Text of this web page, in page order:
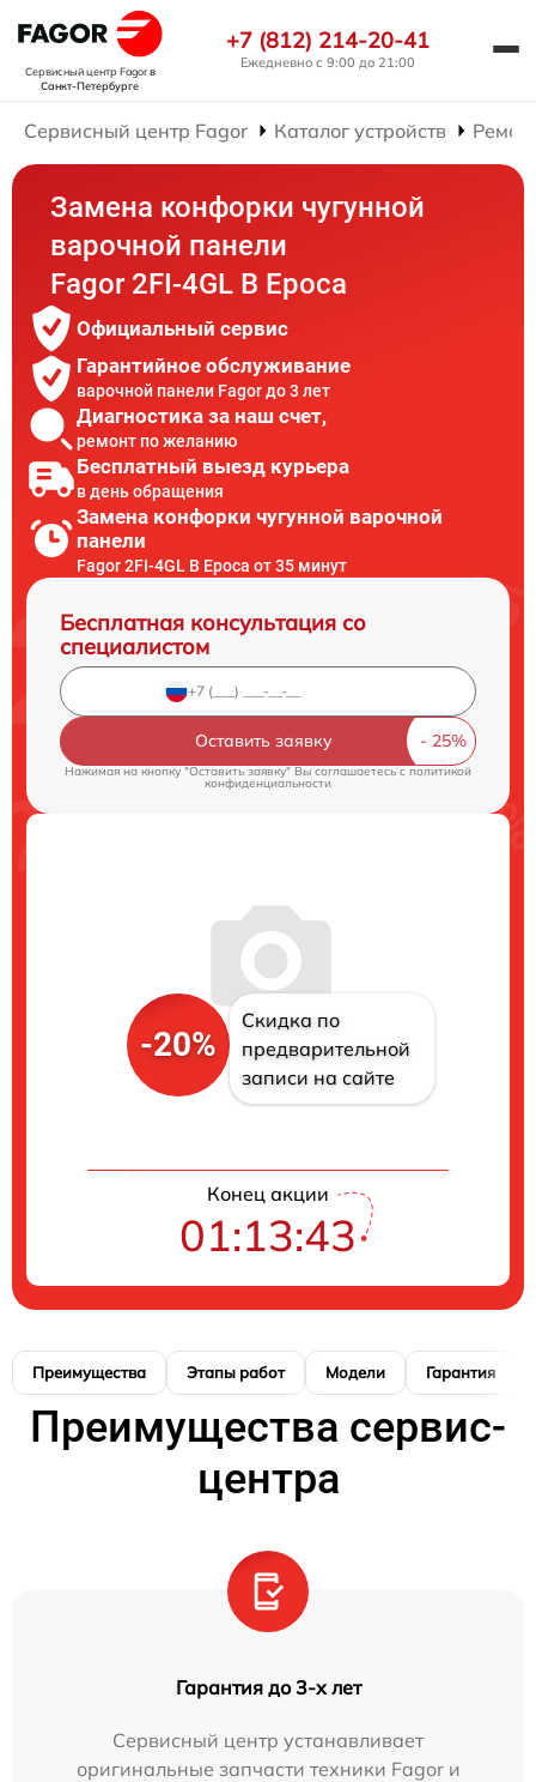
Сервисный центр Fagorв
Санкт-Петербурге
+7 (812) 214-20-41
Ежедневно с 9:00 до 21:00
Сервисный центр Fagor Каталог устройств
Замена конфорки чугунной
варочной панели
Fagor 2FI-4GL B Epoca
Официальный сервис
Гарантийное обслуживание
варочной панели Fagor до 3 лет
Диагностика за наш счет,
ремонт по желанию
Бесплатный выезд курьера
в день обращения
Замена конфорки чугунной варочной
панели
Fagor 2FI-4GL B Epoca от 35 минут
Бесплатная консультация со
специалистом
Оставить заявку
Нажимая на кнопку "Оставить заявку" Вы соглашаетесь cполитикой
конфиденциальности
-20%
Скидка по
предварительной
записи на сайте
Конец акции
01:13:42
Преимущества Этапы работ Модели Гарантия
Преимущества сервис-
центра
Гарантия до 3-х лет
Сервисный центр устанавливает
оригинальные запчасти техники Fagor и